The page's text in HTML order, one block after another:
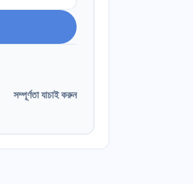
সম্পূর্ণতা যাচাই করুন